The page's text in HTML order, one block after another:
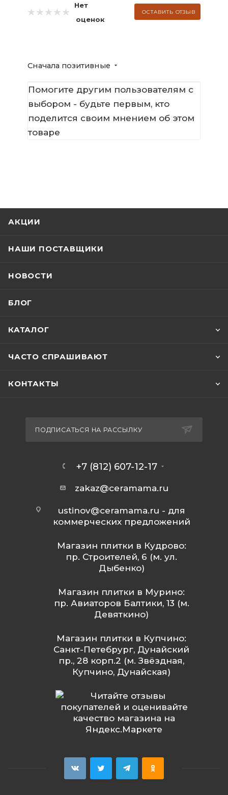
Нет
оценок
ОСТАВИТЬ ОТЗЫВ
Сначала позитивные
Помогите другим пользователям с
выбором - будьте первым, кто
поделится своим мнением об этом
товаре
АКЦИИ
НАШИ ПОСТАВЩИКИ
НОВОСТИ
БЛОГ
КАТАЛОГ
ЧАСТО СПРАШИВАЮТ
КОНТАКТЫ
ПОДПИСАТЬСЯ НА РАССЫЛКУ
+7 (812) 607-12-17
zakaz@ceramama.ru
ustinov@ceramama.ru - для
коммерческих предложений
Магазин плитки в Кудрово:
пр. Строителей, 6 (м. ул.
Дыбенко)
Магазин плитки в Мурино:
пр. Авиаторов Балтики, 13 (м.
Девяткино)
Магазин плитки в Купчино:
Санкт-Петебрург, Дунайский
пр., 28 корп.2 (м. Звёздная,
Купчино, Дунайская)